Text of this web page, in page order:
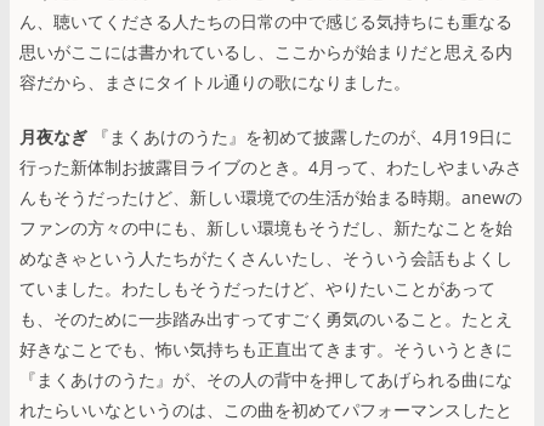
ん、聴いてくださる人たちの日常の中で感じる気持ちにも重なる
思いがここには書かれているし、ここからが始まりだと思える内
容だから、まさにタイトル通りの歌になりました。
月夜なぎ 『まくあけのうた』を初めて披露したのが、4月19日に
行った新体制お披露目ライブのとき。4月って、わたしやまいみさ
んもそうだったけど、新しい環境での生活が始まる時期。anewの
ファンの方々の中にも、新しい環境もそうだし、新たなことを始
めなきゃという人たちがたくさんいたし、そういう会話もよくし
ていました。わたしもそうだったけど、やりたいことがあって
も、そのために一歩踏み出すってすごく勇気のいること。たとえ
好きなことでも、怖い気持ちも正直出てきます。そういうときに
『まくあけのうた』が、その人の背中を押してあげられる曲にな
れたらいいなというのは、この曲を初めてパフォーマンスしたと